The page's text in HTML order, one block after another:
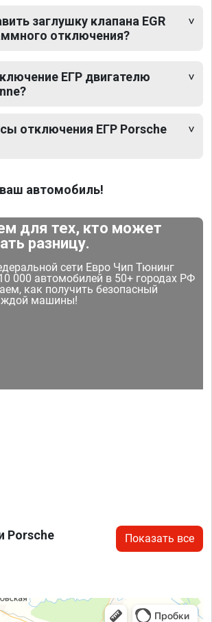
заглушку клапана EGR
отключения?
ЕГР двигателю
отключения ЕГР Porsche
автомобиль!
для тех, кто может
разницу.
сети Евро Чип Тюнинг
000 автомобилей в 50+ городах РФ
как получить безопасный
машины!
Porsche Показать все